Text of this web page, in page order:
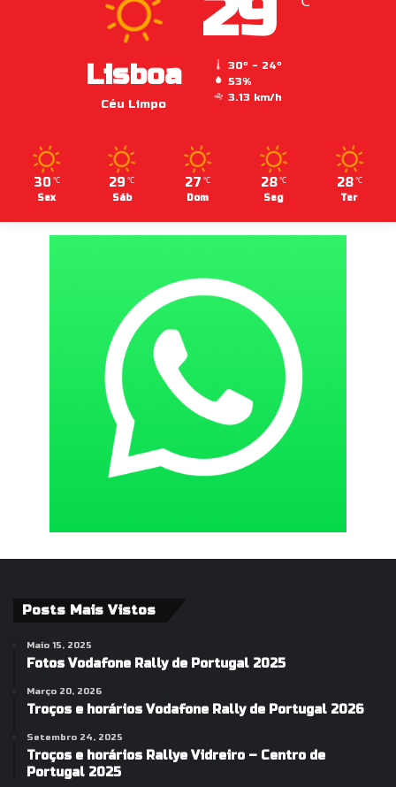
Lisboa
Céu Limpo
29
30º - 24º
53%
3.13 km/h
30 ℃
Sex
29 ℃
Sáb
27 ℃
Dom
28 ℃
Seg
28 ℃
Ter
Posts Mais Vistos
Maio 15, 2025
Fotos Vodafone Rally de Portugal 2025
Março 20, 2026
Troços e horários Vodafone Rally de Portugal 2026
Setembro 24, 2025
Troços e horários Rallye Vidreiro – Centro de
Portugal 2025